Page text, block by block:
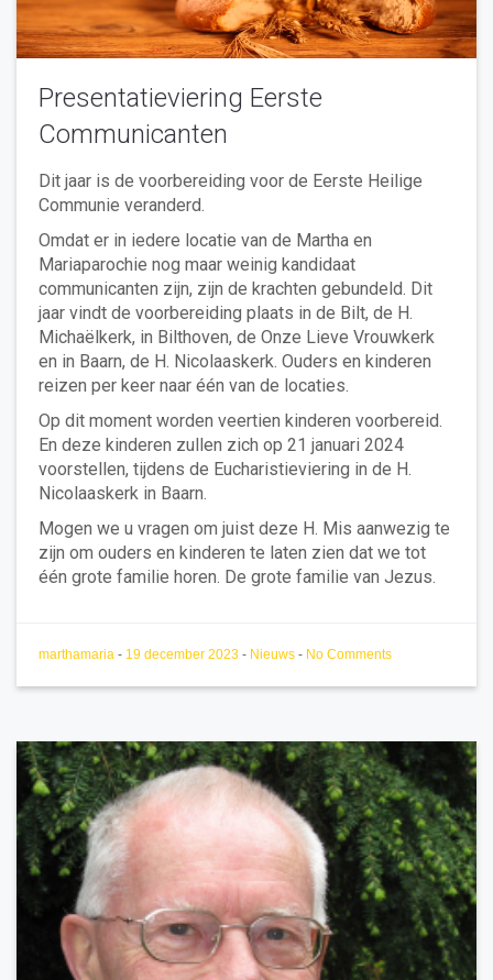
Presentatieviering Eerste
Communicanten
Dit jaar is de voorbereiding voor de Eerste Heilige
Communie veranderd.
Omdat er in iedere locatie van de Martha en
Mariaparochie nog maar weinig kandidaat
communicanten zijn, zijn de krachten gebundeld. Dit
jaar vindt de voorbereiding plaats in de Bilt, de H.
Michaëlkerk, in Bilthoven, de Onze Lieve Vrouwkerk
en in Baarn, de H. Nicolaaskerk. Ouders en kinderen
reizen per keer naar één van de locaties.
Op dit moment worden veertien kinderen voorbereid.
En deze kinderen zullen zich op 21 januari 2024
voorstellen, tijdens de Eucharistieviering in de H.
Nicolaaskerk in Baarn.
Mogen we u vragen om juist deze H. Mis aanwezig te
zijn om ouders en kinderen te laten zien dat we tot
één grote familie horen. De grote familie van Jezus.
marthamaria - 19 december 2023 - Nieuws - No Comments